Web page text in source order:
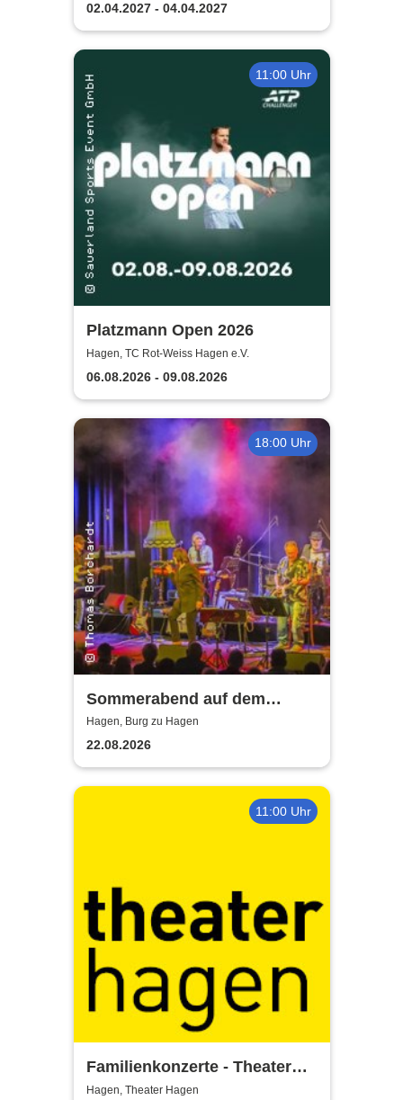
02.04.2027 - 04.04.2027
11:00 Uhr
Platzmann Open 2026
Hagen, TC Rot-Weiss Hagen e.V.
06.08.2026 - 09.08.2026
18:00 Uhr
Sommerabend auf dem
Burghof - mit der Band Hagen
Allstars
Hagen, Burg zu Hagen
22.08.2026
11:00 Uhr
Familienkonzerte - Theater
Hagen
Hagen, Theater Hagen